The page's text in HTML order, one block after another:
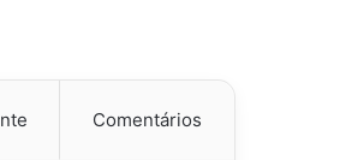
Comentários